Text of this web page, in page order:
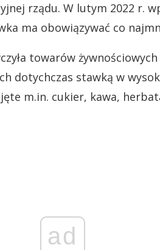
rządu. W lutym 2022 r.
ma obowiązywać co
towarów
dotychczas stawką w
m.in. cukier, kawa,
ad